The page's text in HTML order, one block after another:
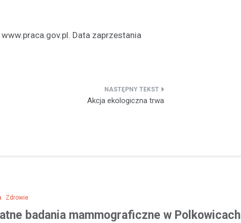
Data zaprzestania
Akcja ekologiczna trwa
Zdrowie
badania mammograficzne w Polkowicach